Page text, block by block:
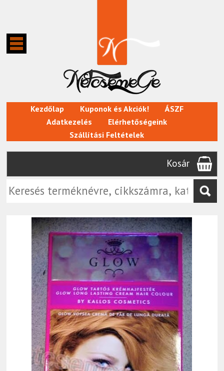
Kezdőlap Kuponok és Akciók!
ÁSZF
Adatkezelés
Elérhetőségeink
Szállítási Feltételek
Kosár